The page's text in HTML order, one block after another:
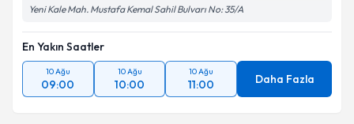
Yeni Kale Mah. Mustafa Kemal Sahil Bulvarı No: 35/A
En Yakın Saatler
10 Ağu
09:00
10 Ağu
10:00
10 Ağu
11:00 Daha Fazla